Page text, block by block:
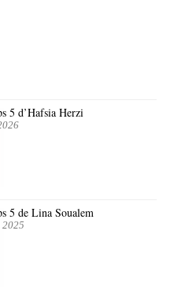
5 d’Hafsia Herzi
5 de Lina Soualem